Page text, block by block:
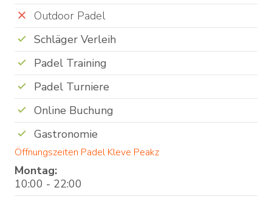
Outdoor Padel
Schläger Verleih
Padel Training
Padel Turniere
Online Buchung
Gastronomie
Öffnungszeiten Padel Kleve Peakz
Montag:
10:00 - 22:00